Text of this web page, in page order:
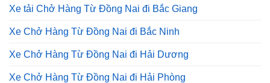
Xe tải Chở Hàng Từ Đồng Nai đi Bắc Giang
Xe Chở Hàng Từ Đồng Nai đi Bắc Ninh
Xe Chở Hàng Từ Đồng Nai đi Hải Dương
Xe Chở Hàng Từ Đồng Nai đi Hải Phòng